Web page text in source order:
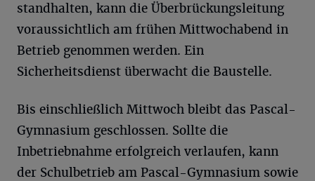
standhalten, kann die Überbrückungsleitung
voraussichtlich am frühen Mittwochabend in
Betrieb genommen werden. Ein
Sicherheitsdienst überwacht die Baustelle.
Bis einschließlich Mittwoch bleibt das Pascal-
Gymnasium geschlossen. Sollte die
Inbetriebnahme erfolgreich verlaufen, kann
der Schulbetrieb am Pascal-Gymnasium sowie